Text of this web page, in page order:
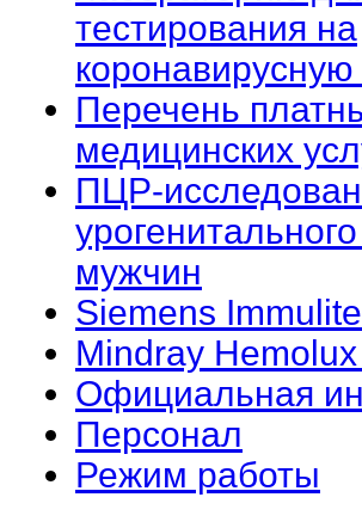
тестирования на
Перечень
медицинских
ПЦР-
мужчин
Siemens
Mindray
Официальная
Персонал
Режим работы